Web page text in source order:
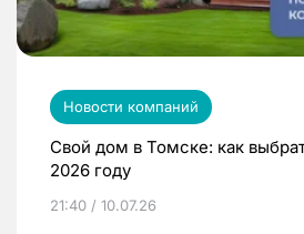
Новости компаний
Свой дом в Томске: как
2026 году
21:40 / 10.07.26